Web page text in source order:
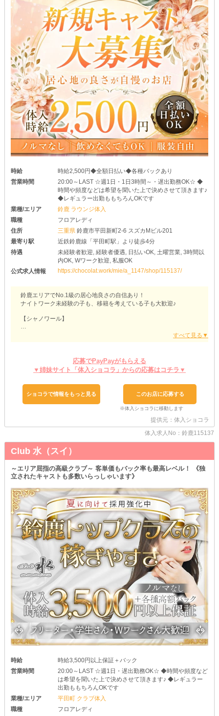
公共交通機関を使わなくていいため、身バレ対策にもなりますよ♪
＼ご応募・体入のご連絡は随時受付中！／
あなたとお会いできる日をお待ちしております。
時給
時給2,500円◆全額日払い◆各種バックあり
営業時間
20:00～LAST ☆週1日・1日3時間～・遅出勤務OK☆ ◆
時間や頻度などは希望を聞いた上で決めさせて頂きます♪
◆レギュラー出勤ももちろんOKです
業種/エリア
鈴鹿 ラウンジ体入
職種
フロアレディ
住所
三重県鈴鹿市平田新町2-6 スズカMビル201
最寄り駅
近鉄鈴鹿線「平田町駅」より徒歩4分
待遇
未経験者歓迎, 経験者優遇, 日払いOK, 土曜営業, 3時間以
内OK, Wワーク歓迎, 私服OK
公式求人情報
https://chocolat.work/mie/a_1147/shop/115137/
鈴鹿エリアでNo.1級の居心地良さの自信あり！
ナイトワーク未経験の子も、移籍を考えている子も大歓迎♪
【シャノワール】
「夜職をしたことがないから不安…」
「接客とかお喋りを上手くできるかな…」
そんな子でも安心してください！
酒を作るだけ！
最初は、スタッフがしっかりサポートします♪
分からないことは、イチから丁寧に教えるので心配ごととは無縁で
遊びに来るお客様も、みんなとっても紳士的で気さくな方ばかり！
て来るような方はいません♪
みんなでくだらない会話からタメになる会話まで、色々お話をして
いるので笑いの絶えないお店なんです◎
「ちょっとやってみたいな！」
と、少しでも興味を持っていただけたら、お気軽にお問い合わせく
ださい♪
一緒にお店を盛り上げていきましょう◎
応募でPayPayがもらえる
▼姉妹サイト「体入ショコラ」からの応募はコチラ▼
ショコラで情報をもっと見る このお店に応募する
提供元：体入ショコラ
体入求人No：鈴鹿115137
Club 水（スイ）
～エリア屈指の高級クラブ～ 客単価もバック率も最高レベル！ 《独
立されたキャストも多数いらっしゃいます》
時給
時給3,500円以上保証＋バック
営業時間
20:00～LAST ☆週1日・遅出勤務OK☆ ◆時間や頻度など
は希望を聞いた上で決めさせて頂きます♪ ◆レギュラー
出勤ももちろんOKです
業種/エリア
平田町 クラブ体入
職種
フロアレディ